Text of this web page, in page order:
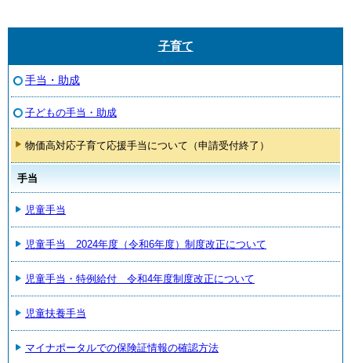
子育て
手当・助成
子どもの手当・助成
物価高対応子育て応援手当について（申請受付終了）
手当
児童手当
児童手当 2024年度（令和6年度）制度改正について
児童手当・特例給付 令和4年度制度改正について
児童扶養手当
マイナポータルでの保険証情報の確認方法